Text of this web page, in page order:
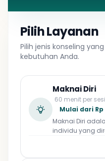
Pilih Layanan
Pilih jenis konseling
kebutuhan Anda.
Maknai Diri
60 menit per sesi
Mulai dari Rp
Maknai Diri
individu yang
diri, mengelola
hidup yang